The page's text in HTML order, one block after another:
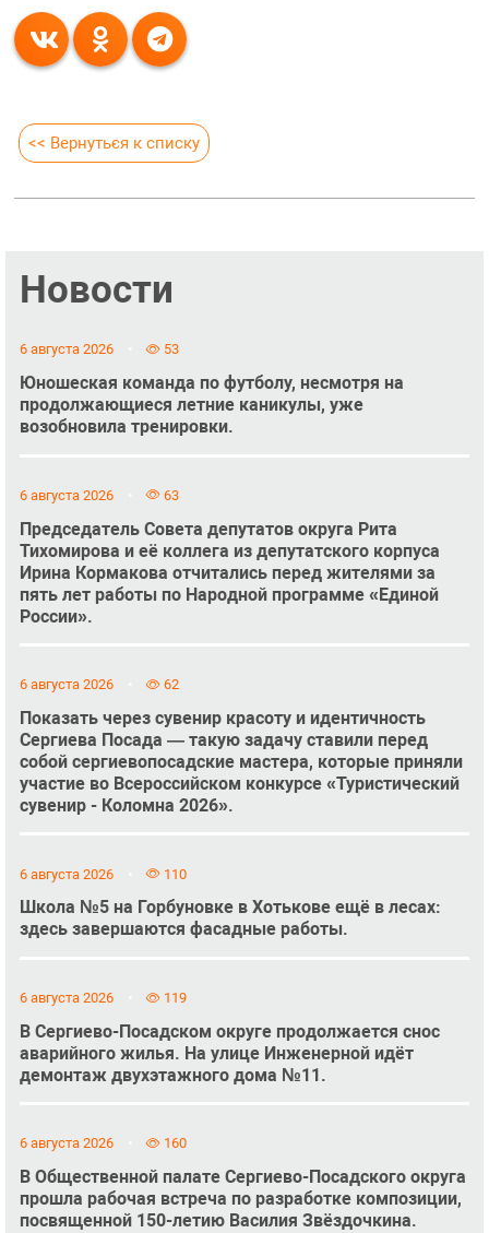
<< Вернуться к списку
Новости
6 августа 2026 53
Юношеская команда по футболу, несмотря на
продолжающиеся летние каникулы, уже
возобновила тренировки.
6 августа 2026 63
Председатель Совета депутатов округа Рита
Тихомирова и её коллега из депутатского корпуса
Ирина Кормакова отчитались перед жителями за
пять лет работы по Народной программе «Единой
России».
6 августа 2026 62
Показать через сувенир красоту и идентичность
Сергиева Посада — такую задачу ставили перед
собой сергиевопосадские мастера, которые приняли
участие во Всероссийском конкурсе «Туристический
сувенир - Коломна 2026».
6 августа 2026 110
Школа №5 на Горбуновке в Хотькове ещё в лесах:
здесь завершаются фасадные работы.
6 августа 2026 119
В Сергиево-Посадском округе продолжается снос
аварийного жилья. На улице Инженерной идёт
демонтаж двухэтажного дома №11.
6 августа 2026 160
В Общественной палате Сергиево-Посадского округа
прошла рабочая встреча по разработке композиции,
посвященной 150-летию Василия Звёздочкина.